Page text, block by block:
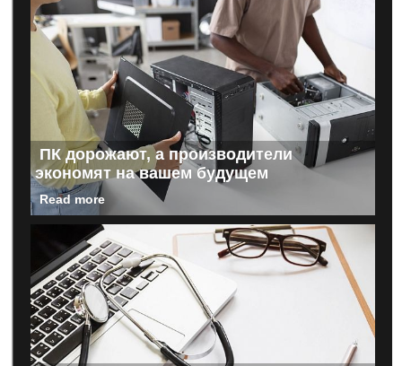
ПК дорожают, а производители
экономят на вашем будущем
Read more